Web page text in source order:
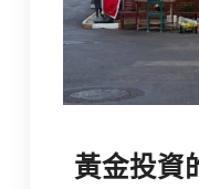
黃金投資